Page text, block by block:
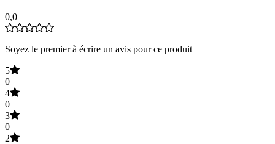
0,0
Soyez le premier à écrire un avis pour ce produit
5
0
4
0
3
0
2